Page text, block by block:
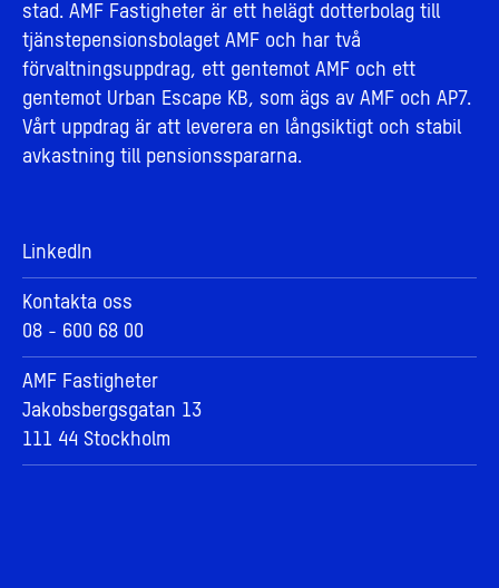
stad. AMF Fastigheter är ett helägt dotterbolag till
tjänstepensionsbolaget AMF och har två
förvaltningsuppdrag, ett gentemot AMF och ett
gentemot Urban Escape KB, som ägs av AMF och AP7.
Vårt uppdrag är att leverera en långsiktigt och stabil
avkastning till pensionsspararna.
LinkedIn
Kontakta oss
08 - 600 68 00
AMF Fastigheter
Jakobsbergsgatan 13
111 44 Stockholm